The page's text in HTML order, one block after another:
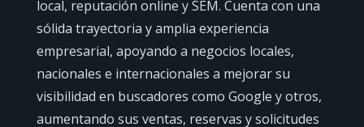
local, reputación online y SEM. Cuenta con una
sólida trayectoria y amplia experiencia
empresarial, apoyando a negocios locales,
nacionales e internacionales a mejorar su
visibilidad en buscadores como Google y otros,
aumentando sus ventas, reservas y solicitudes